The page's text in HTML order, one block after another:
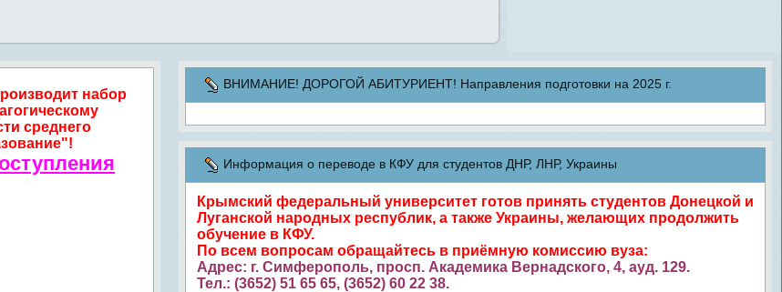
набор
среднего
ВНИМАНИЕ! ДОРОГОЙ АБИТУРИЕНТ! Направления подготовки на 2025 г.
Информация о переводе в КФУ для студентов ДНР, ЛНР, Украины
Крымский федеральный университет готов принять студентов Донецкой и
Луганской народных республик, а также Украины, желающих продолжить
обучение в КФУ.
По всем вопросам обращайтесь в приёмную комиссию вуза:
Адрес: г. Симферополь, просп. Академика Вернадского, 4, ауд. 129.
Тел.: (3652) 51 65 65, (3652) 60 22 38.